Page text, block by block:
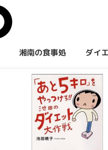
湘南の食事処 ダイ